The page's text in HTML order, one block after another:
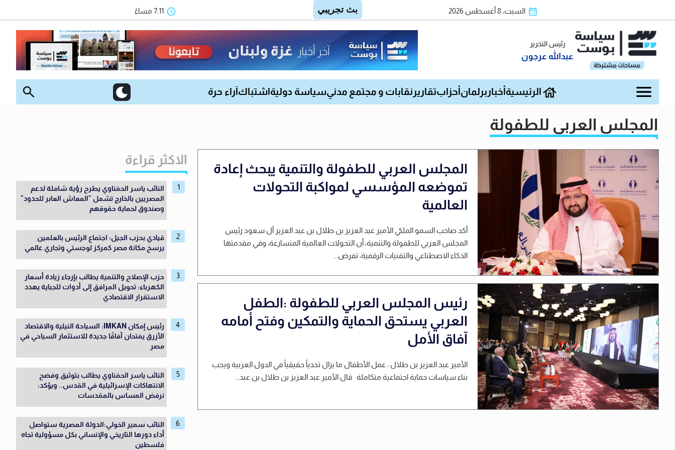
السبت، 8 أغسطس 2026 7:11 مساءً
رئيس التحرير
عبدالله عرجون
الرئيسية أخبار برلمان أحزابتقارير نقابات و مجتمع مدنيسياسة دولية اشتباك آراء حرة
المجلس العربي للطفولة
المجلس العربي للطفولة والتنمية يبحث إعادة
تموضعه المؤسسي لمواكبة التحولات
العالمية
أكد صاحب السمو الملكي الأمير عبد العزيز بن طلال بن عبد العزيز آل سعود رئيس
المجلس العربي للطفولة والتنمية، أن التحولات العالمية المتسارعة، وفي مقدمتها
الذكاء الاصطناعي والتقنيات الرقمية، تفرض...
رئيس المجلس العربي للطفولة :الطفل
العربي يستحق الحماية والتمكين وفتح أمامه
آفاق الأمل
الأمير عبد العزيز بن طلال : عمل الأطفال ما يزال تحدياً حقيقياً في الدول العربية ويجب
بناء سياسات حماية اجتماعية متكاملة قال الأمير عبد العزيز بن طلال بن عبد...
الاكثر قراءة
النائب ياسر الحفناوي يطرح رؤية شاملة لدعم
المصريين بالخارج تشمل "المعاش العابر للحدود"
وصندوق لحماية حقوقهم
قيادي بحزب الجيل: اجتماع الرئيس بالعلمين
يرسخ مكانة مصر كمركز لوجستي وتجاري عالمي
حزب الإصلاح والتنمية يطالب بإرجاء زيادة أسعار
الكهرباء: تحويل المرافق إلى أدوات للجباية يهدد
الاستقرار الاقتصادي
رئيس إمكان IMKAN: السياحة النيلية والاقتصاد
الأزرق يفتحان آفاقًا جديدة للاستثمار السياحي في
مصر
النائب ياسر الحفناوي يطالب بتوثيق وفضح
الانتهاكات الإسرائيلية في القدس.. ويؤكد:
نرفض المساس بالمقدسات
النائب سمير الخولي:الدولة المصرية ستواصل
أداء دورها التاريخي والإنساني بكل مسؤولية تجاه
فلسطين